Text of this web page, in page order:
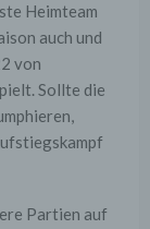
Heimteam
auch und
von
Sollte die
Partien auf